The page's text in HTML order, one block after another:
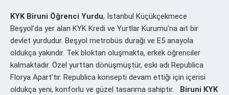
KYK Biruni Öğrenci Yurdu, İstanbul Küçükçekmece
Beşyol’da yer alan KYK Kredi ve Yurtlar Kurumu’na ait bir
devlet yurdudur. Beşyol metrobüs durağı ve E5 anayola
oldukça yakındır. Tek bloktan oluşmakta, erkek öğrenciler
kalmaktadır. Özel yurttan dönüşmüştür, eski adı Republica
Florya Apart’tır. Republica konsepti devam ettiği için içerisi
oldukça yeni, konforlu ve güzel tasarıma sahiptir.
Biruni KYK